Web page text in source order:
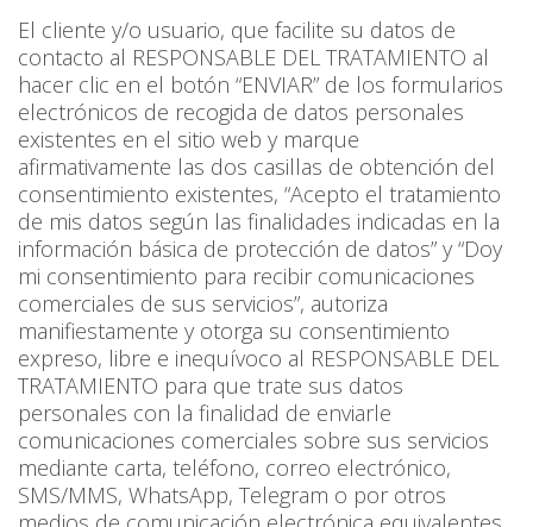
El cliente y/o usuario, que facilite su datos de
contacto al RESPONSABLE DEL TRATAMIENTO al
hacer clic en el botón “ENVIAR” de los formularios
electrónicos de recogida de datos personales
existentes en el sitio web y marque
afirmativamente las dos casillas de obtención del
consentimiento existentes, “Acepto el tratamiento
de mis datos según las finalidades indicadas en la
información básica de protección de datos” y “Doy
mi consentimiento para recibir comunicaciones
comerciales de sus servicios”, autoriza
manifiestamente y otorga su consentimiento
expreso, libre e inequívoco al RESPONSABLE DEL
TRATAMIENTO para que trate sus datos
personales con la finalidad de enviarle
comunicaciones comerciales sobre sus servicios
mediante carta, teléfono, correo electrónico,
SMS/MMS, WhatsApp, Telegram o por otros